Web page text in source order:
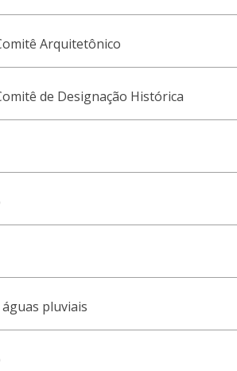
Arquitetônico
de Designação Histórica
pluviais